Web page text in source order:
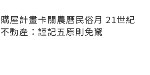
購屋計畫卡關農曆民俗月 21世紀
不動產：謹記五原則免驚